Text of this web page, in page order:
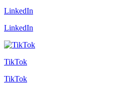
LinkedIn
LinkedIn
TikTok
TikTok